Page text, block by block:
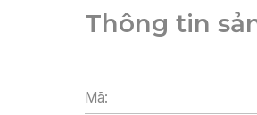
Thông tin
Mã: